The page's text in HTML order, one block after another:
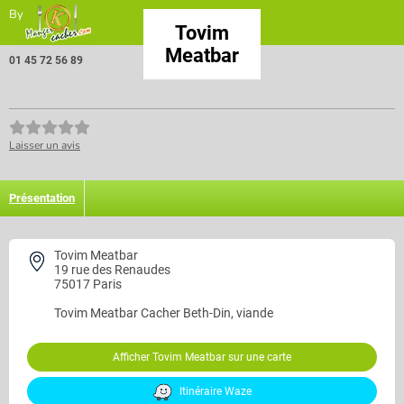
By
Tovim
Meatbar
01 45 72 56 89
Laisser un avis
Présentation
Tovim Meatbar
19 rue des Renaudes
75017 Paris
Tovim MeatbarCacher Beth-Din, viande
Afficher Tovim Meatbar sur une carte
Itinéraire Waze